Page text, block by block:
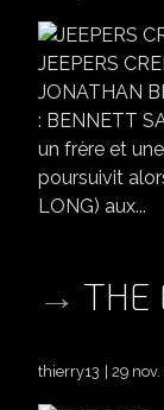
JEEPERS
JONATHAN
: BENNETT
un frère et
poursuivit alors
LONG) aux...
THE
thierry13 29 nov.